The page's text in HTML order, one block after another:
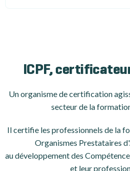
ICPF,
Un organisme de certification
secteur de la
Il certifie les professionnels de la
Organismes Prestataires
au développement des
et leur